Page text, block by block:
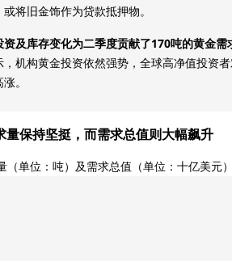
将旧金饰作为贷款抵押物。
资及库存变化为二季度贡献了170吨的黄金需
机构黄金投资依然强势，全球高净值投资
。
量保持坚挺，而需求总值则大幅飙升
（单位：吨）及需求总值（单位：十亿美元